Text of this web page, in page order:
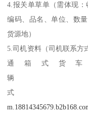
4.报关单草单（需体现
编码、品名、单位、数
货源地）
5.司机资料（司机联系方
通箱式货
辆 注：1-5资
式